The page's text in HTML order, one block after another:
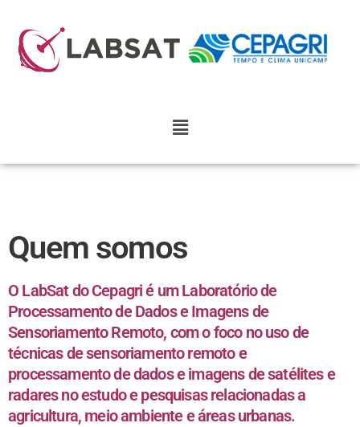
Quem somos
O LabSat do Cepagri é um Laboratório de
Processamento de Dados e Imagens de
Sensoriamento Remoto, com o foco no uso de
técnicas de sensoriamento remoto e
processamento de dados e imagens de satélites e
radares no estudo e pesquisas relacionadas a
agricultura, meio ambiente e áreas urbanas.